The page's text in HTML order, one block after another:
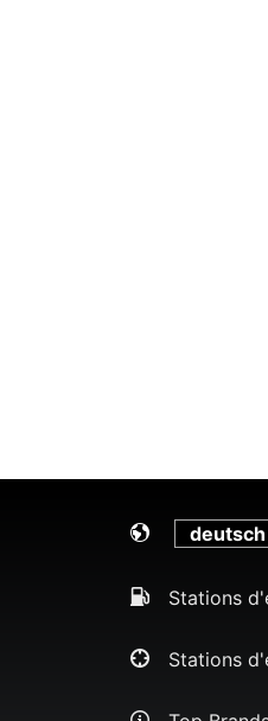
Stations
Stations